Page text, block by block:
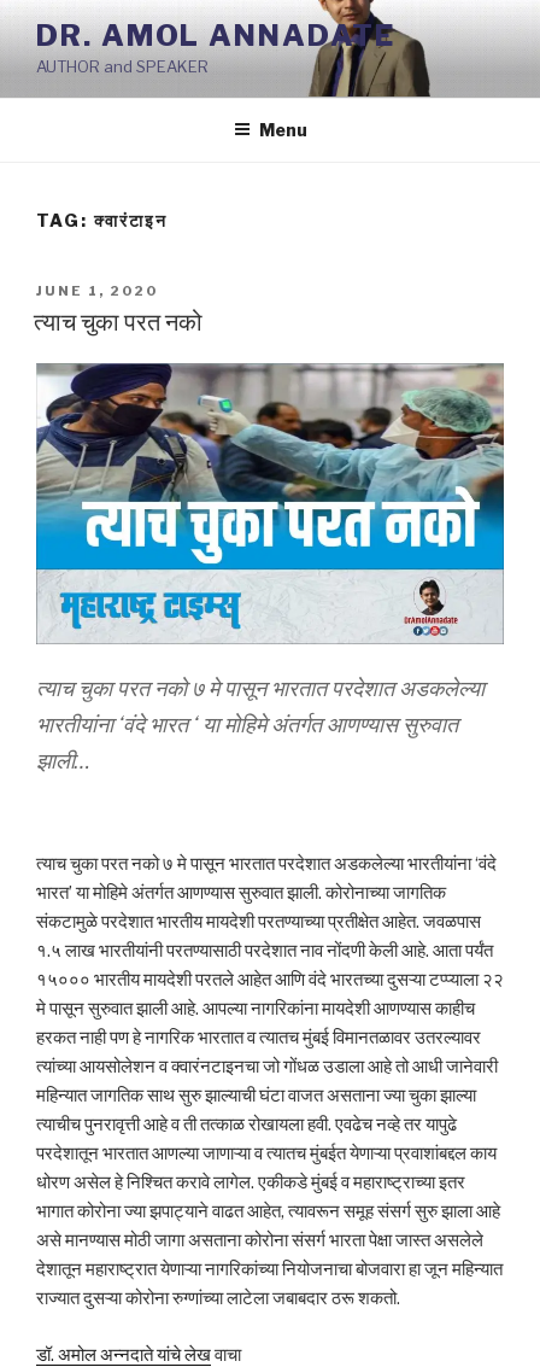
Skip
content
DR. AMOL ANNADATE
AUTHOR and SPEAKER
Menu
TAG:क्वारंटाइन
POSTED
ON
JUNE 1, 2020
त्याच चुका परत नको
त्याच चुका परत नको ७ मे पासून भारतात परदेशात अडकलेल्या
भारतीयांना ‘वंदे भारत ‘ या मोहिमे अंतर्गत आणण्यास सुरुवात
झाली…
त्याच चुका परत नको ७ मे पासून भारतात परदेशात अडकलेल्या भारतीयांना ‘वंदे
भारत’ या मोहिमे अंतर्गत आणण्यास सुरुवात झाली. कोरोनाच्या जागतिक
संकटामुळे परदेशात भारतीय मायदेशी परतण्याच्या प्रतीक्षेत आहेत. जवळपास
१.५ लाख भारतीयांनी परतण्यासाठी परदेशात नाव नोंदणी केली आहे. आता पर्यंत
१५००० भारतीय मायदेशी परतले आहेत आणि वंदे भारतच्या दुसऱ्या टप्प्याला २२
मे पासून सुरुवात झाली आहे. आपल्या नागरिकांना मायदेशी आणण्यास काहीच
हरकत नाही पण हे नागरिक भारतात व त्यातच मुंबई विमानतळावर उतरल्यावर
त्यांच्या आयसोलेशन व क्वारंनटाइनचा जो गोंधळ उडाला आहे तो आधी जानेवारी
महिन्यात जागतिक साथ सुरु झाल्याची घंटा वाजत असताना ज्या चुका झाल्या
त्याचीच पुनरावृत्ती आहे व ती तत्काळ रोखायला हवी. एवढेच नव्हे तर यापुढे
परदेशातून भारतात आणल्या जाणाऱ्या व त्यातच मुंबईत येणाऱ्या प्रवाशांबद्दल काय
धोरण असेल हे निश्चित करावे लागेल. एकीकडे मुंबई व महाराष्ट्राच्या इतर
भागात कोरोना ज्या झपाट्याने वाढत आहेत, त्यावरून समूह संसर्ग सुरु झाला आहे
असे मानण्यास मोठी जागा असताना कोरोना संसर्ग भारता पेक्षा जास्त असलेले
देशातून महाराष्ट्रात येणाऱ्या नागरिकांच्या नियोजनाचा बोजवारा हा जून महिन्यात
राज्यात दुसऱ्या कोरोना रुग्णांच्या लाटेला जबाबदार ठरू शकतो.
डॉ. अमोल अन्नदाते यांचे लेखवाचा